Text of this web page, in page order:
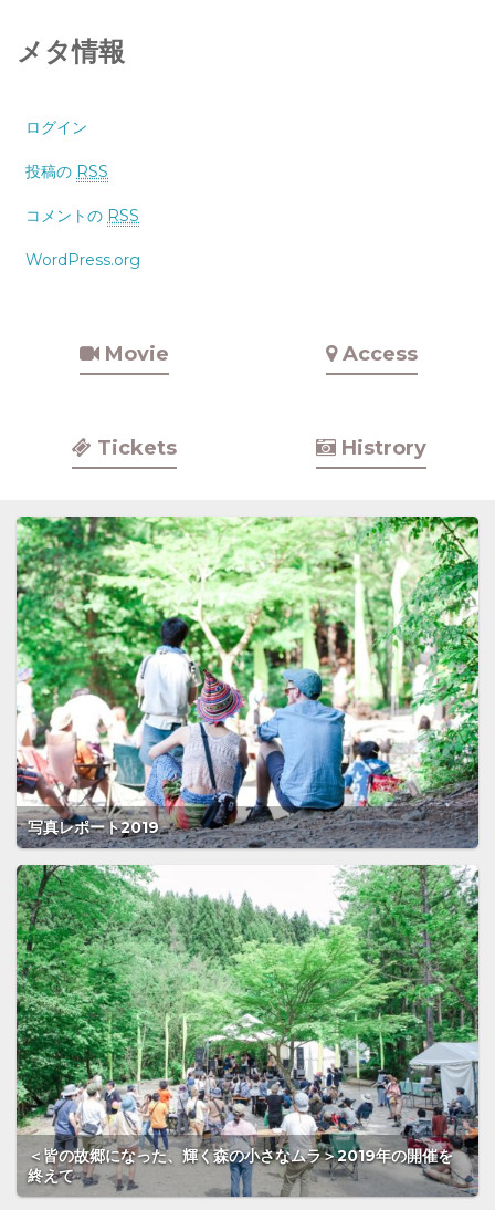
メタ情報
ログイン
投稿の RSS
コメントの RSS
WordPress.org
Movie Access
Tickets Histrory
写真レポート2019
＜皆の故郷になった、輝く森の小さなムラ＞2019年の開催を
終えて